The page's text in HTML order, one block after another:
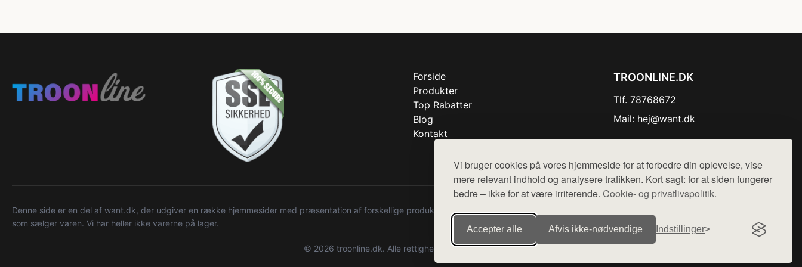
Vi bruger cookies på vores hjemmeside for at forbedre din oplevelse, vise
mere relevant indhold og analysere trafikken. Kort sagt: for at siden fungerer
bedre – ikke for at være irriterende. Cookie- og privatlivspolitik.
Accepter alle Afvis ikke‑nødvendige Indstillinger
Forside
Produkter
Top Rabatter
Blog
Kontakt
TROONLINE.DK
Tlf. 78768672
Mail: hej@want.dk
Denne side er en del af want.dk, der udgiver en række hjemmesider med præsentation af forskellige produkter fra diverse webshops. Der sælges ikke varer fra denne side - vi henviser til de shops,
som sælger varen. Vi har heller ikke varerne på lager.
© 2026 troonline.dk. Alle rettigheder forbeholdes.